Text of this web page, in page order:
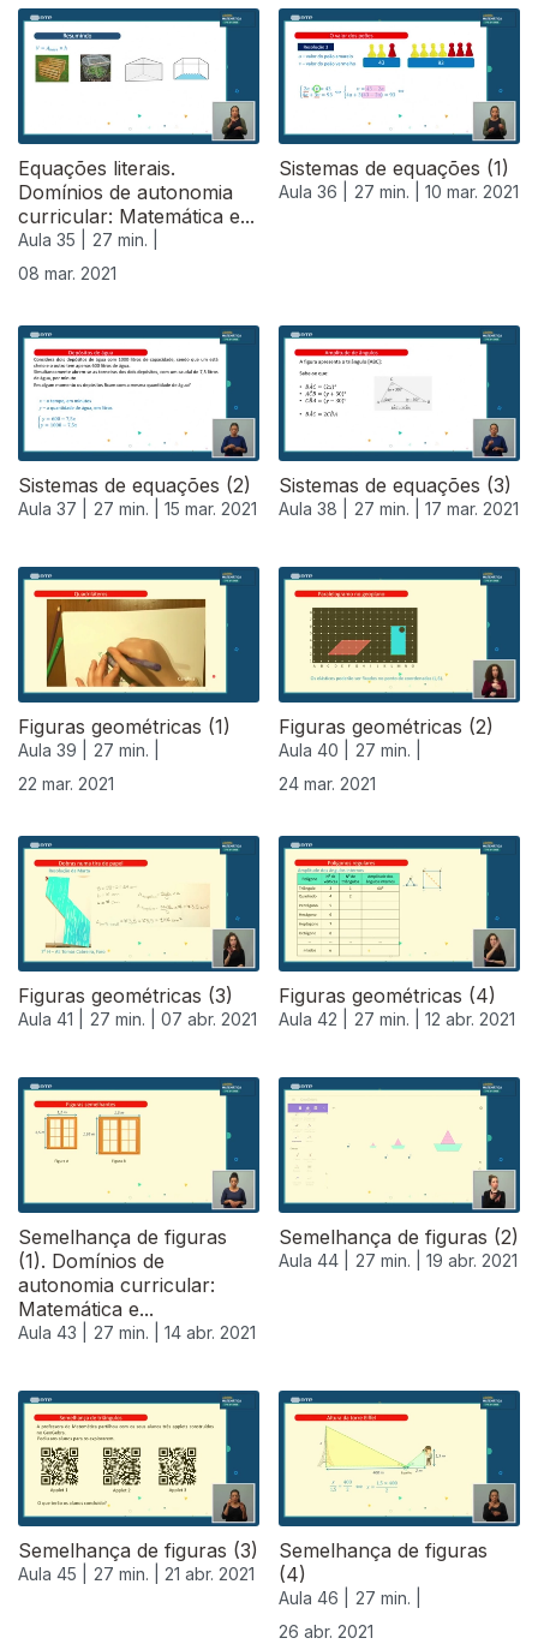
Equações literais.
Domínios de autonomia
curricular: Matemática e...
Aula 35 |
27 min. |
08 mar. 2021
Sistemas de equações (1)
Aula 36 | 27 min. | 10 mar. 2021
529567
Sistemas de equações (2)
Aula 37 | 27 min. | 15 mar. 2021
Sistemas de equações (3)
Aula 38 | 27 min. | 17 mar. 2021
Figuras geométricas (1)
Aula 39 |
27 min. |
22 mar. 2021
Figuras geométricas (2)
Aula 40 |
27 min. |
24 mar. 2021
Figuras geométricas (3)
Aula 41 | 27 min. | 07 abr. 2021
Figuras geométricas (4)
Aula 42 | 27 min. | 12 abr. 2021
Semelhança de figuras
(1). Domínios de
autonomia curricular:
Matemática e...
Aula 43 | 27 min. | 14 abr. 2021
Semelhança de figuras (2)
Aula 44 | 27 min. | 19 abr. 2021
Semelhança de figuras (3)
Aula 45 | 27 min. | 21 abr. 2021
Semelhança de figuras
(4)
Aula 46 |
27 min. |
26 abr. 2021